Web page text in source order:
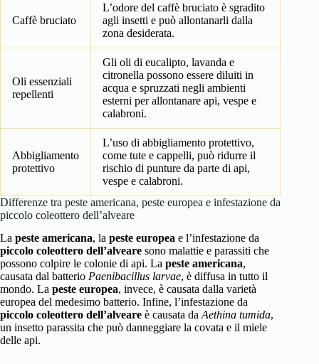
Caffè bruciato
L’odore del caffè bruciato è sgradito
agli insetti e può allontanarli dalla
zona desiderata.
Oli essenziali
repellenti
Gli oli di eucalipto, lavanda e
citronella possono essere diluiti in
acqua e spruzzati negli ambienti
esterni per allontanare api, vespe e
calabroni.
Abbigliamento
protettivo
L’uso di abbigliamento protettivo,
come tute e cappelli, può ridurre il
rischio di punture da parte di api,
vespe e calabroni.
Differenze tra peste americana, peste europea e infestazione da
piccolo coleottero dell’alveare
La peste americana, la peste europea e l’infestazione da
piccolo coleottero dell’alveare sono malattie e parassiti che
possono colpire le colonie di api. La peste americana,
causata dal batterio Paenibacillus larvae, è diffusa in tutto il
mondo. La peste europea, invece, è causata dalla varietà
europea del medesimo batterio. Infine, l’infestazione da
piccolo coleottero dell’alveare è causata da Aethina tumida,
un insetto parassita che può danneggiare la covata e il miele
delle api.